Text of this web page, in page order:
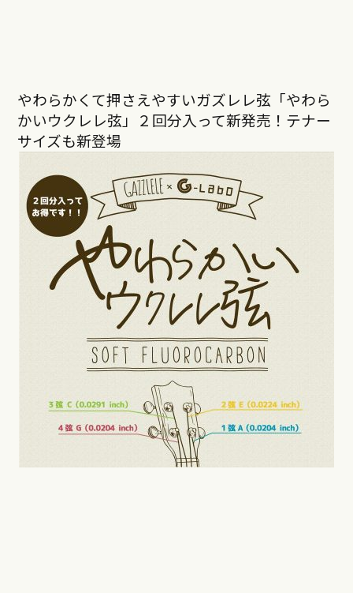
やわらかくて押さえやすいガズレレ弦「やわら
かいウクレレ弦」２回分入って新発売！テナー
サイズも新登場